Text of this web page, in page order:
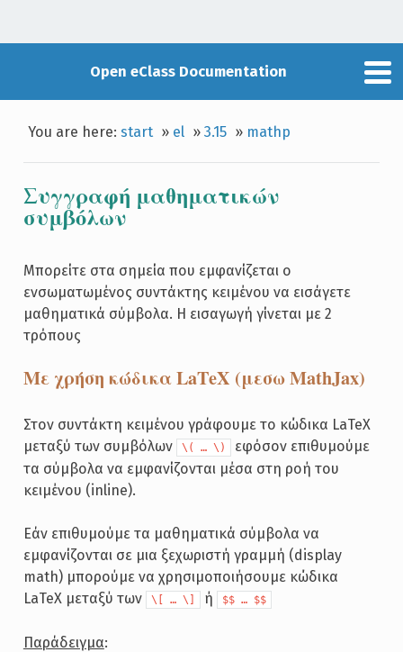
Open eClass Documentation
You are here:start » el »3.15 » mathp
Συγγραφή μαθηματικών
συμβόλων
Μπορείτε στα σημεία που εμφανίζεται ο
ενσωματωμένος συντάκτης κειμένου να εισάγετε
μαθηματικά σύμβολα. Η εισαγωγή γίνεται με 2
τρόπους
Με χρήση κώδικα LaΤeΧ (μεσω ΜathJax)
Στον συντάκτη κειμένου γράφουμε το κώδικα LaTeX
μεταξύ των συμβόλων
\( … \)
εφόσον επιθυμούμε
τα σύμβολα να εμφανίζονται μέσα στη ροή του
κειμένου (inline).
Εάν επιθυμούμε τα μαθηματικά σύμβολα να
εμφανίζονται σε μια ξεχωριστή γραμμή (display
math) μπορούμε να χρησιμοποιήσουμε κώδικα
LaTeX μεταξύ των
\[ … \] ή $$ … $$
Παράδειγμα: